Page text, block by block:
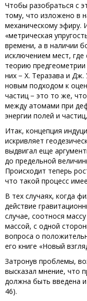
Чтобы разобраться с
тому, что изложено в
механическому эфиру.
«метрическая
времени, а в наличии
исключением мест,
теорию
них − Х. Теразава и
новым подходом к
частиц − это то же,
между атомами при
энергии полей и
Итак, концепция
искривляет
выдвигал еще
до предельной
Происходит теперь
что такой процесс
В тех случаях, когда
действие
случае, соотнося
массой, с одной
вопроса о
его книге «Новый
Затронув проблемы,
высказал мнение, что
должна быть введена
46).